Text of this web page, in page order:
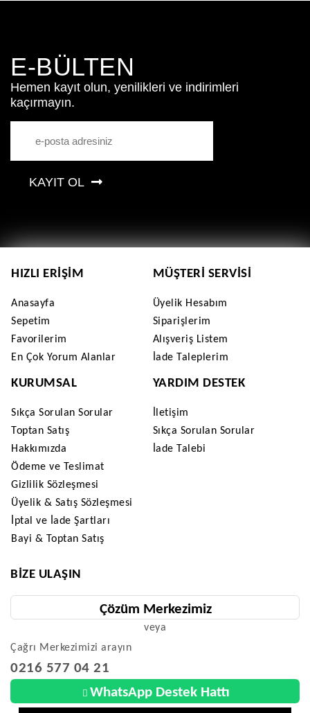
E-BÜLTEN
Hemen kayıt olun, yenilikleri ve indirimleri
kaçırmayın.
KAYIT OL
HIZLI ERIŞIM
Anasayfa
Sepetim
Favorilerim
En Çok Yorum Alanlar
MÜŞTERI SERVISI
Üyelik Hesabım
Siparişlerim
Alışveriş Listem
İade Taleplerim
KURUMSAL
Sıkça Sorulan Sorular
Toptan Satış
Hakkımızda
Ödeme ve Teslimat
Gizlilik Sözleşmesi
Üyelik & Satış Sözleşmesi
İptal ve İade Şartları
Bayi & Toptan Satış
YARDIM DESTEK
İletişim
Sıkça Sorulan Sorular
İade Talebi
BIZE ULAŞIN
Çözüm Merkezimiz
veya
Çağrı Merkezimizi arayın
0216 577 04 21
WhatsApp Destek Hattı